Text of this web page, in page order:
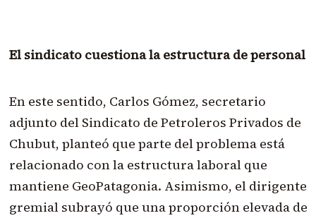
El sindicato cuestiona la estructura de personal
En este sentido, Carlos Gómez, secretario
adjunto del Sindicato de Petroleros Privados de
Chubut, planteó que parte del problema está
relacionado con la estructura laboral que
mantiene GeoPatagonia. Asimismo, el dirigente
gremial subrayó que una proporción elevada de